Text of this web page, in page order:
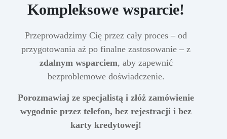
Kompleksowe wsparcie!
Przeprowadzimy Cię przez cały proces – od
przygotowania aż po finalne zastosowanie – z
zdalnym wsparciem, aby zapewnić
bezproblemowe doświadczenie.
Porozmawiaj ze specjalistą i złóż zamówienie
wygodnie przez telefon, bez rejestracji i bez
karty kredytowej!